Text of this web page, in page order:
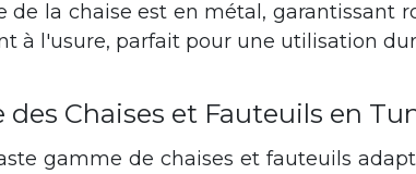
de la chaise est en métal, garantissant
à l'usure, parfait pour une utilisation
Chaises et Fauteuils en
gamme de chaises et fauteuils